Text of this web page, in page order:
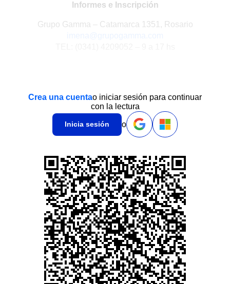
Informes e Inscripción
Grupo Gamma – Catamarca 1351, Rosario
Crea una cuentao iniciar sesión para continuar
con la lectura
Inicia sesión o